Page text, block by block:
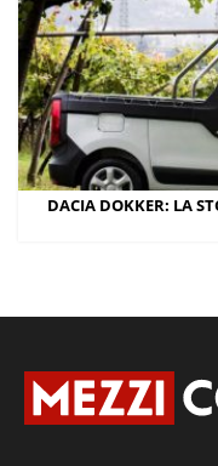
DACIA DOKKER: LA